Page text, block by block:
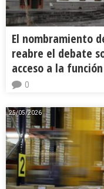
El nombramiento
reabre el debate
acceso a la
0
25/05/2026